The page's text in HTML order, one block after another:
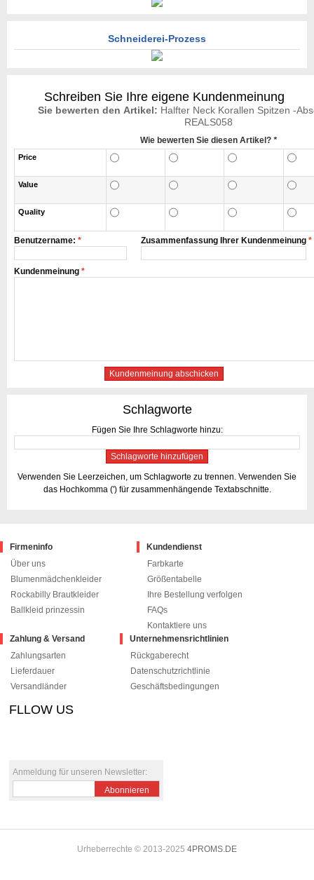
Schneiderei-Prozess
Schreiben Sie Ihre eigene Kundenmeinung
Sie bewerten den Artikel: Halfter Neck Korallen Spitzen -
REALS058
Wie bewerten Sie diesen Artikel? *
Price
Value
Quality
*
Benutzername: *
Zusammenfassung Ihrer Kundenmeinung
*
Kundenmeinung
Kundenmeinung abschicken
Schlagworte
Fügen Sie Ihre Schlagworte hinzu:
Schlagworte hinzufügen
Verwenden Sie Leerzeichen, um Schlagworte zu trennen. Verwenden Sie
das Hochkomma (') für zusammenhängende Textabschnitte.
Firmeninfo
Über uns
Blumenmädchenkleider
Rockabilly Brautkleider
Ballkleid prinzessin
Kundendienst
Farbkarte
Größentabelle
Ihre Bestellung verfolgen
FAQs
Kontaktiere uns
Zahlung & Versand
Zahlungsarten
Lieferdauer
Versandländer
Unternehmensrichtlinien
Rückgaberecht
Datenschutzrichtlinie
Geschäftsbedingungen
FLLOW US
Anmeldung für unseren Newsletter:
Abonnieren
Urheberrechte © 2013-2025 4PROMS.DE